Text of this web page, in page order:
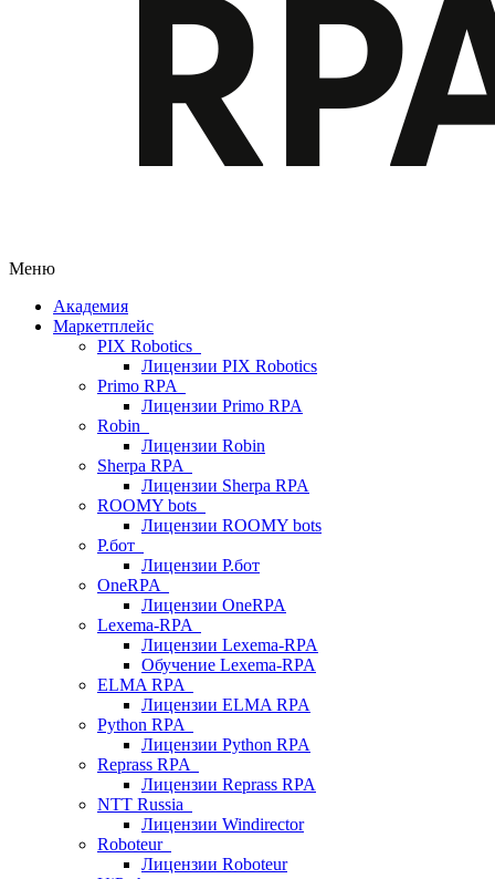
Меню
Академия
Маркетплейс
PIX Robotics
Лицензии PIX Robotics
Primo RPA
Лицензии Primo RPA
Robin
Лицензии Robin
Sherpa RPA
Лицензии Sherpa RPA
ROOMY bots
Лицензии ROOMY bots
Р.бот
Лицензии Р.бот
OneRPA
Лицензии OneRPA
Lexema-RPA
Лицензии Lexema-RPA
Обучение Lexema-RPA
ELMA RPA
Лицензии ELMA RPA
Python RPA
Лицензии Python RPA
Reprass RPA
Лицензии Reprass RPA
NTT Russia
Лицензии Windirector
Roboteur
Лицензии Roboteur